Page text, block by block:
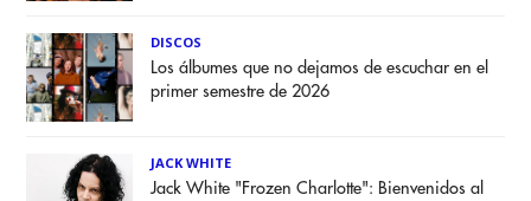
DISCOS
Los álbumes que no dejamos de escuchar en el
primer semestre de 2026
JACK WHITE
Jack White "Frozen Charlotte": Bienvenidos al